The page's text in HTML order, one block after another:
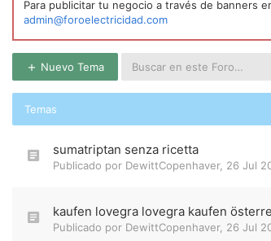
Para publicitar tu negocio a través de banners
admin@foroelectricidad.com
Nuevo Tema
Temas
sumatriptan senza ricetta
Publicado por DewittCopenhaver, 26 Jul
kaufen lovegra lovegra kaufen
Publicado por DewittCopenhaver, 26 Jul